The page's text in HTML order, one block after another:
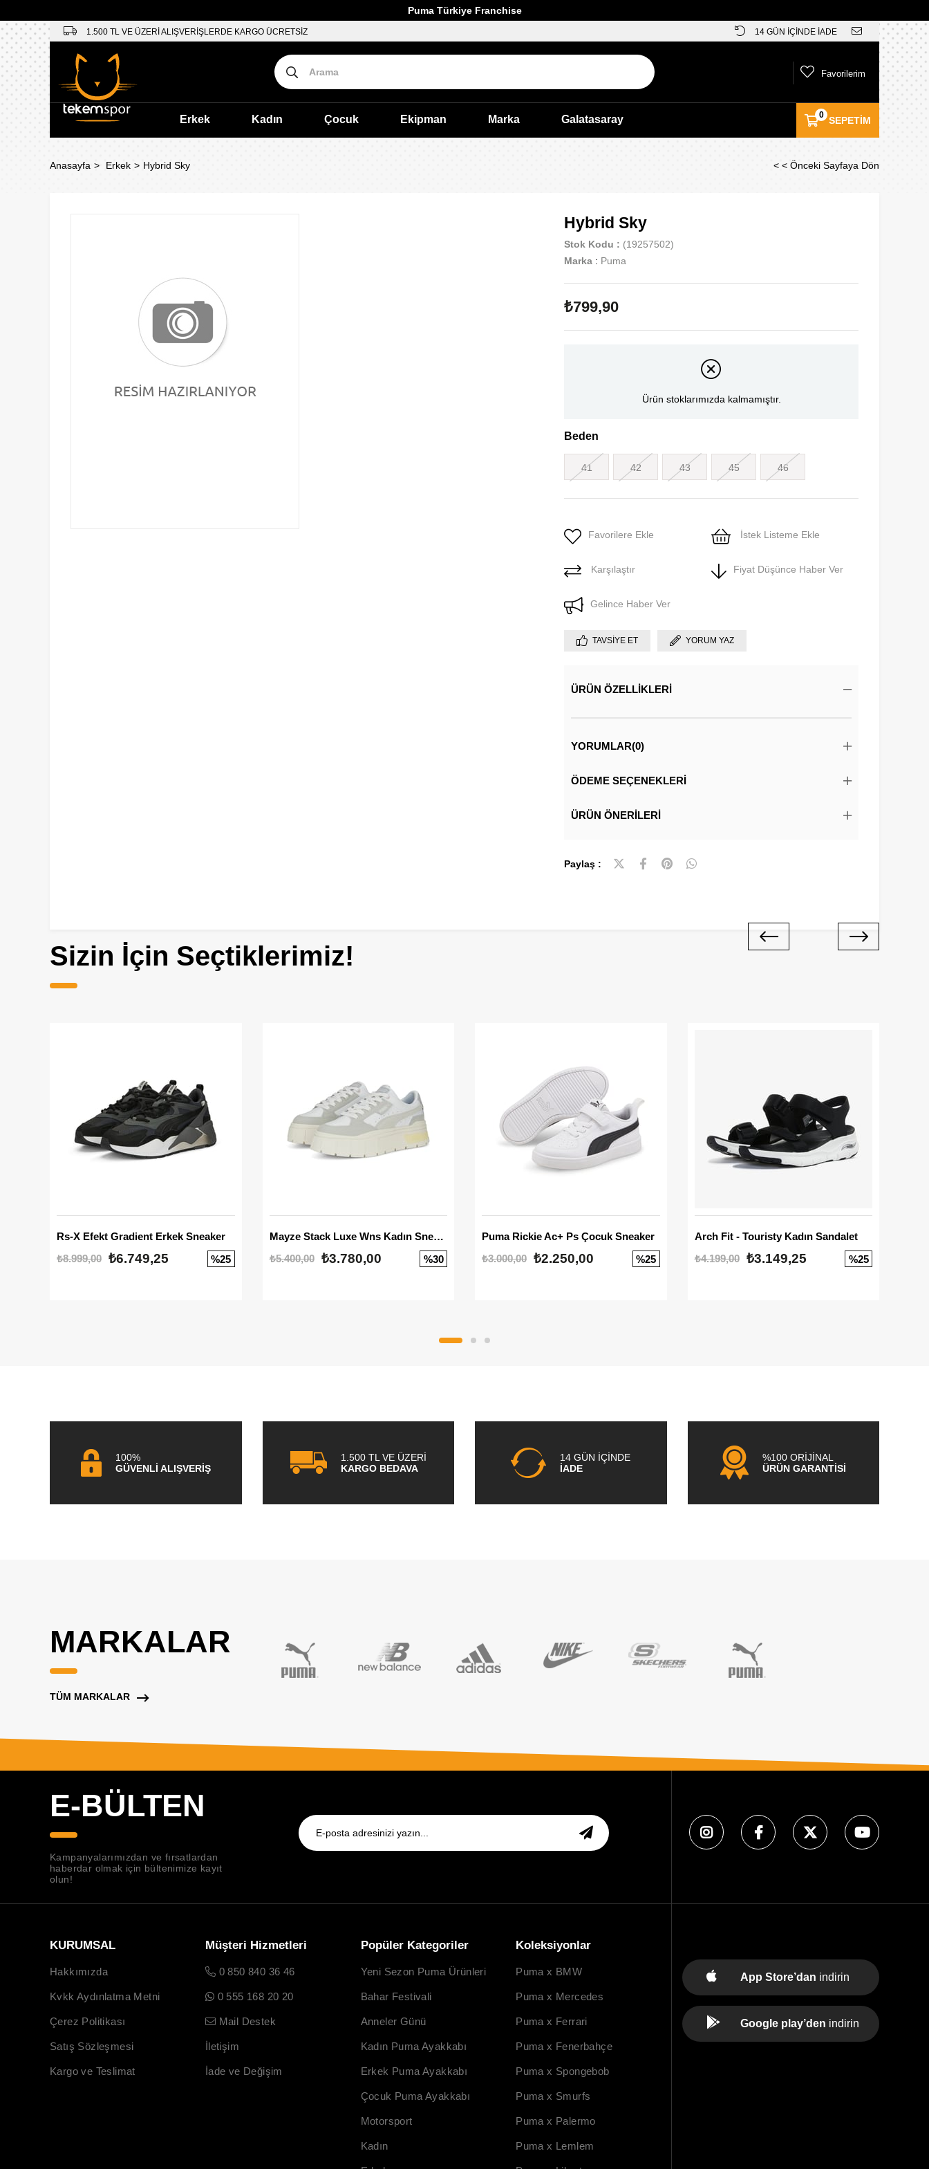
Puma Türkiye Franchise
1.500 TL VE ÜZERİ ALIŞVERİŞLERDE KARGO ÜCRETSİZ 14 GÜN İÇİNDE İADE
SEPETIM
0
Favorilerim
Erkek Kadın Çocuk Ekipman Marka Galatasaray
Anasayfa Erkek Hybrid Sky < < Önceki Sayfaya Dön
Hybrid Sky
Stok Kodu
(19257502)
Marka : Puma
₺799,90
Ürün stoklarımızda kalmamıştır.
Beden
41 42 43 45 46
Favorilere Ekle İstek Listeme Ekle
Karşılaştır Fiyat Düşünce Haber Ver
Gelince Haber Ver
TAVSIYE ET YORUM YAZ
ÜRÜN ÖZELLIKLERI
YORUMLAR(0)
ÖDEME SEÇENEKLERI
ÜRÜN ÖNERILERI
Paylaş :
Sizin İçin Seçtiklerimiz!
Rs-X Efekt Gradient Erkek Sneaker
₺8.999,00 ₺6.749,25 %25
Mayze Stack Luxe Wns Kadın Sneaker
₺5.400,00
₺3.780,00 %30
Puma Rickie Ac+ Ps Çocuk Sneaker
₺3.000,00 ₺2.250,00 %25
Arch Fit - Touristy Kadın Sandalet
₺4.199,00
₺3.149,25 %25
100%
GÜVENLİ ALIŞVERİŞ
1.500 TL VE ÜZERİ
KARGO BEDAVA
14 GÜN İÇİNDE
İADE
%100 ORİJİNAL
ÜRÜN GARANTİSİ
MARKALAR
TÜM MARKALAR
E-BÜLTEN
Kampanyalarımızdan ve fırsatlardan
haberdar olmak için bültenimize kayıt
olun!
KURUMSAL
Hakkımızda
Kvkk Aydınlatma Metni
Çerez Politikası
Satış Sözleşmesi
Kargo ve Teslimat
Müşteri Hizmetleri
0 850 840 36 46
0 555 168 20 20
Mail Destek
İletişim
İade ve Değişim
Popüler Kategoriler
Yeni Sezon Puma Ürünleri
Bahar Festivali
Anneler Günü
Kadın Puma Ayakkabı
Erkek Puma Ayakkabı
Çocuk Puma Ayakkabı
Motorsport
Kadın
Koleksiyonlar
Puma x BMW
Puma x Mercedes
Puma x Ferrari
Puma x Fenerbahçe
Puma x Spongebob
Puma x Smurfs
Puma x Palermo
Puma x Lemlem
App Store’dan indirin
Google play’den indirin